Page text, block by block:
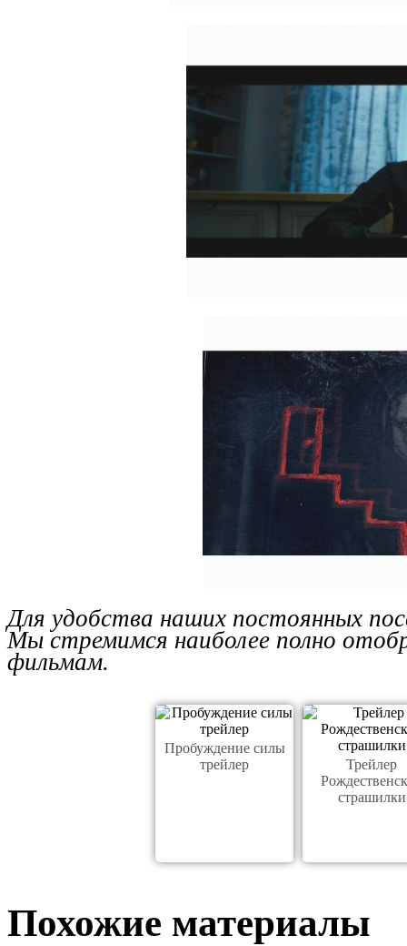
Для удобства наших постоянных
Мы стремимся наиболее полно
фильмам.
Пробуждение силы
трейлер
Трейлер
страшилки
Похожие материалы